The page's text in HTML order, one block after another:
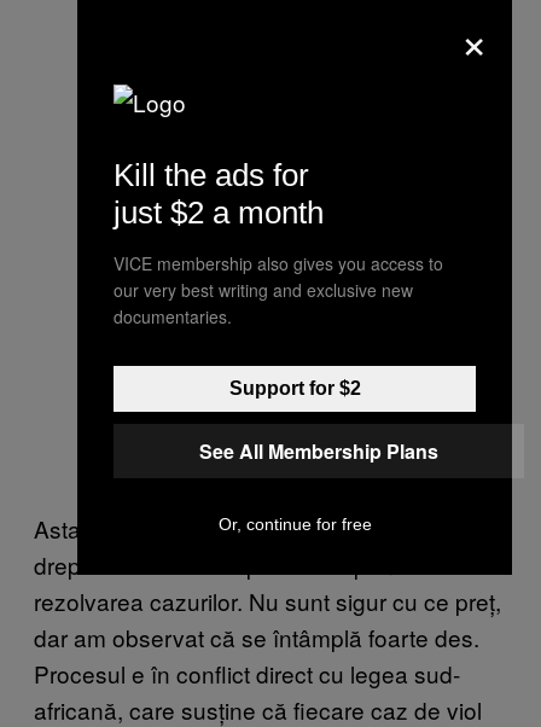
Asta i-a făcut pe localnici să-și facă singuri
dreptate. Trebuie să plătească pentru
rezolvarea cazurilor. Nu sunt sigur cu ce preț,
dar am observat că se întâmplă foarte des.
Procesul e în conflict direct cu legea sud-
africană, care susține că fiecare caz de viol
×
Kill the ads for
just $2 a month
VICE membership also gives you access to
our very best writing and exclusive new
documentaries.
Support for $2
See All Membership Plans
Or, continue for free